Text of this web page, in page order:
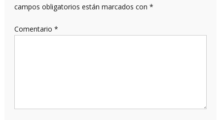
campos obligatorios están marcados con *
Comentario *